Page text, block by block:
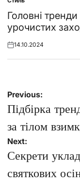
Posted
in
Головні
урочистих
Posted
14.10.2024
Навігація
записів
Previous:
Підбірка
за тілом
Next:
Секрети
святкових